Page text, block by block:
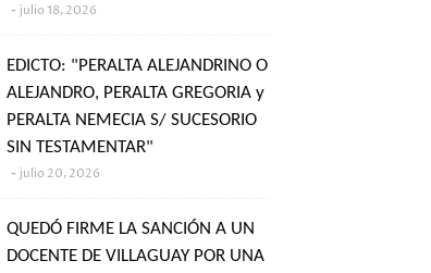
julio 18, 2026
EDICTO: "PERALTA ALEJANDRINO O
ALEJANDRO, PERALTA GREGORIA y
PERALTA NEMECIA S/ SUCESORIO
SIN TESTAMENTAR"
julio 20, 2026
QUEDÓ FIRME LA SANCIÓN A UN
DOCENTE DE VILLAGUAY POR UNA